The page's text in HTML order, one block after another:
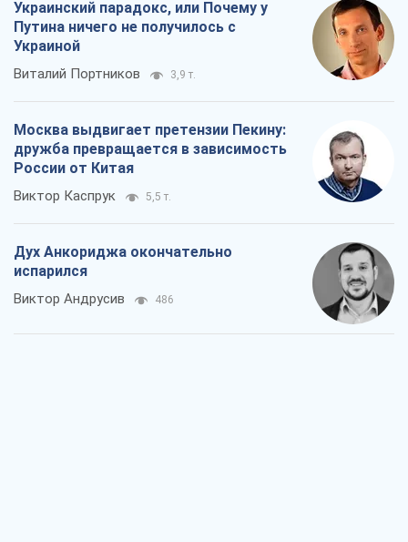
Украинский парадокс, или Почему у
Путина ничего не получилось с
Украиной
Виталий Портников 3,9 т.
Москва выдвигает претензии Пекину:
дружба превращается в зависимость
России от Китая
Виктор Каспрук 5,5 т.
Дух Анкориджа окончательно
испарился
Виктор Андрусив 486